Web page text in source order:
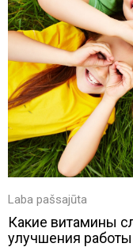
Laba pašsajūta
Какие витамины
улучшения